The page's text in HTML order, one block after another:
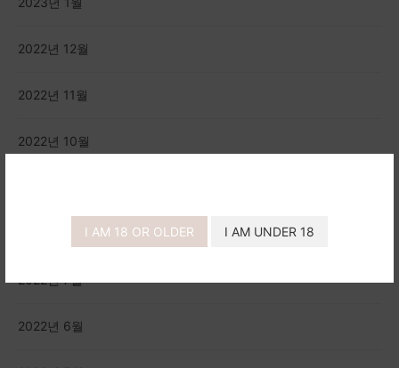
I AM 18 OR OLDER I AM UNDER 18
2022년 12월
2022년 11월
2022년 10월
2022년 7월
2022년 6월